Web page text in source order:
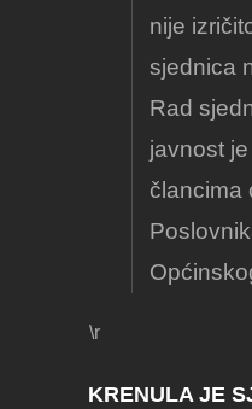
nije
sjednica
Rad
javnost
člancima
\r
KRENULA JE